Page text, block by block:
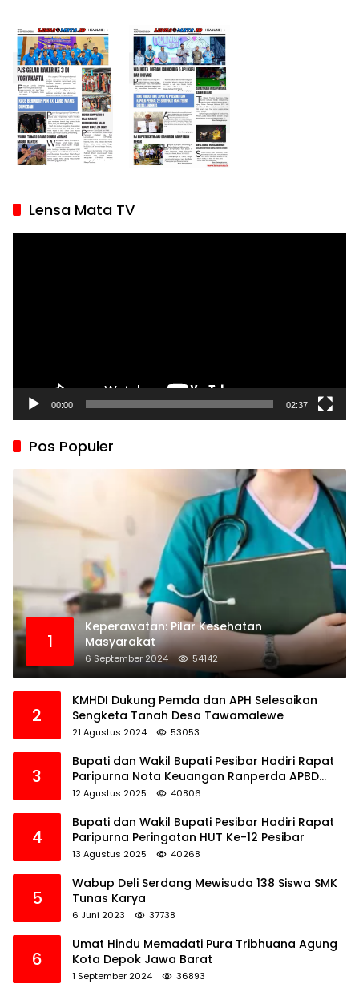
Lensa Mata TV
00:00 02:37
Pos Populer
1
Keperawatan: Pilar Kesehatan
Masyarakat
6 September 2024 54142
2
KMHDI Dukung Pemda dan APH Selesaikan
Sengketa Tanah Desa Tawamalewe
21 Agustus 2024 53053
3
Bupati dan Wakil Bupati Pesibar Hadiri Rapat
Paripurna Nota Keuangan Ranperda APBD
Perubahan TA 2025
12 Agustus 2025 40806
4
Bupati dan Wakil Bupati Pesibar Hadiri Rapat
Paripurna Peringatan HUT Ke-12 Pesibar
13 Agustus 2025 40268
5
Wabup Deli Serdang Mewisuda 138 Siswa SMK
Tunas Karya
6 Juni 2023 37738
6
Umat Hindu Memadati Pura Tribhuana Agung
Kota Depok Jawa Barat
1 September 2024 36893